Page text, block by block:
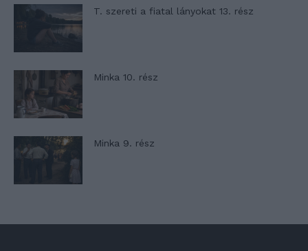
T. szereti a fiatal lányokat 13. rész
Minka 10. rész
Minka 9. rész